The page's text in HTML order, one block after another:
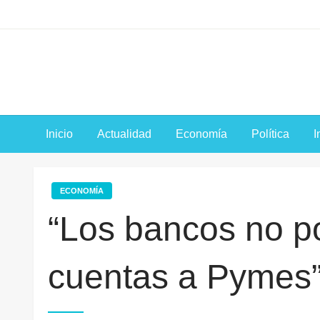
al
Inicio Actualidad Economía Política
ECONOMÍA
“Los bancos no
cuentas a